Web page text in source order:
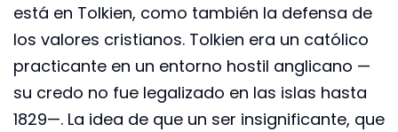
está en Tolkien, como también la defensa de
los valores cristianos. Tolkien era un católico
practicante en un entorno hostil anglicano —
su credo no fue legalizado en las islas hasta
1829—. La idea de que un ser insignificante, que